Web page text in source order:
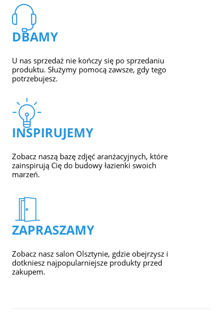
DBAMY
U nas sprzedaż nie kończy się po sprzedaniu
produktu. Służymy pomocą zawsze, gdy tego
potrzebujesz.
INSPIRUJEMY
Zobacz naszą bazę zdjęć aranżacyjnych, które
zainspirują Cię do budowy łazienki swoich
marzeń.
ZAPRASZAMY
Zobacz nasz salon Olsztynie, gdzie obejrzysz i
dotkniesz najpopularniejsze produkty przed
zakupem.